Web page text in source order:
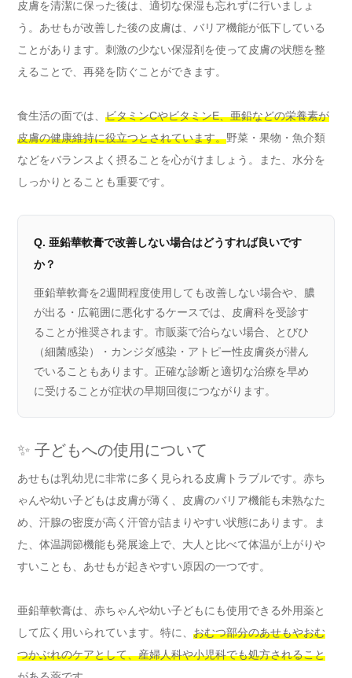
皮膚を清潔に保った後は、適切な保湿も忘れずに行いましょ
う。あせもが改善した後の皮膚は、バリア機能が低下している
ことがあります。刺激の少ない保湿剤を使って皮膚の状態を整
えることで、再発を防ぐことができます。
食生活の面では、 ビタミンCやビタミンE、亜鉛などの栄養素が
皮膚の健康維持に役立つとされています。野菜・果物・魚介類
などをバランスよく摂ることを心がけましょう。また、水分を
しっかりとることも重要です。
Q. 亜鉛華軟膏で改善しない場合はどうすれば良いです
か？
亜鉛華軟膏を2週間程度使用しても改善しない場合や、膿
が出る・広範囲に悪化するケースでは、皮膚科を受診す
ることが推奨されます。市販薬で治らない場合、とびひ
（細菌感染）・カンジダ感染・アトピー性皮膚炎が潜ん
でいることもあります。正確な診断と適切な治療を早め
に受けることが症状の早期回復につながります。
✨ 子どもへの使用について
あせもは乳幼児に非常に多く見られる皮膚トラブルです。赤ち
ゃんや幼い子どもは皮膚が薄く、皮膚のバリア機能も未熟なた
め、汗腺の密度が高く汗管が詰まりやすい状態にあります。ま
た、体温調節機能も発展途上で、大人と比べて体温が上がりや
すいことも、あせもが起きやすい原因の一つです。
亜鉛華軟膏は、赤ちゃんや幼い子どもにも使用できる外用薬と
して広く用いられています。特に、 おむつ部分のあせもやおむ
つかぶれのケアとして、産婦人科や小児科でも処方されること